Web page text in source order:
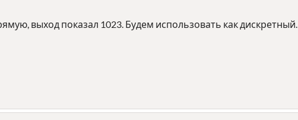
выход показал 1023. Будем использовать как дискретный.